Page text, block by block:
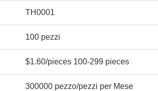
TH0001
100 pezzi
$1.60/pieces 100-299 pieces
300000 pezzo/pezzi per Mese